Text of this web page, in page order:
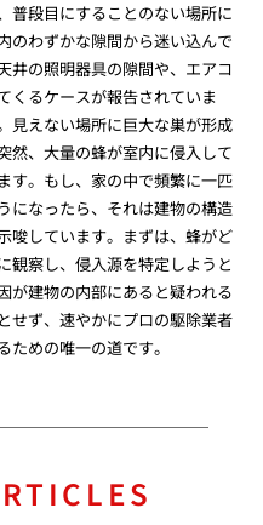
普段目にすることのない場所に
のわずかな隙間から迷い込んで
井の照明器具の隙間や、エアコ
くるケースが報告されていま
見えない場所に巨大な巣が形成
然、大量の蜂が室内に侵入して
す。もし、家の中で頻繁に一匹
になったら、それは建物の構造
唆しています。まずは、蜂がど
観察し、侵入源を特定しようと
が建物の内部にあると疑われる
せず、速やかにプロの駆除業者
めの唯一の道です。